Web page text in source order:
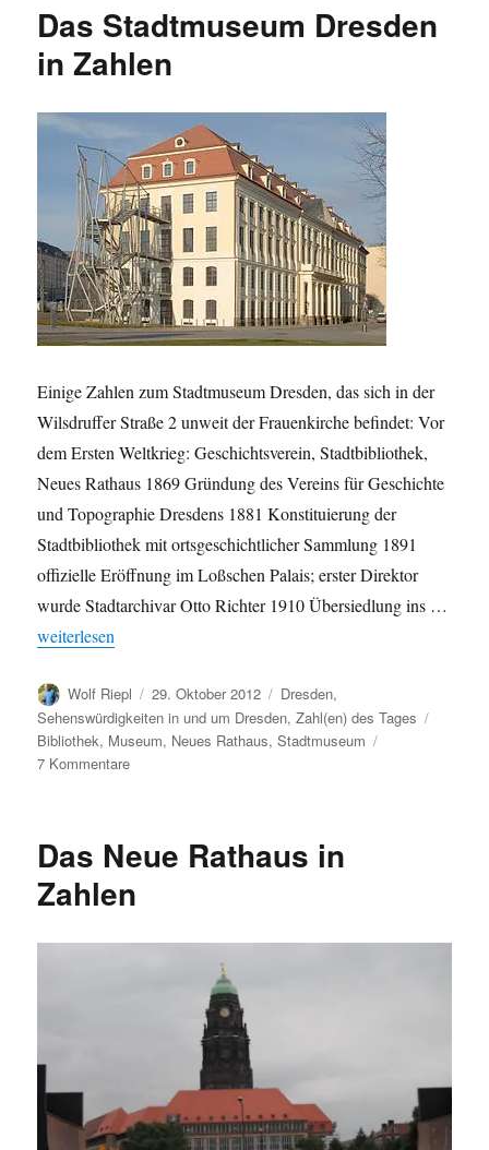
Das Stadtmuseum Dresden
in Zahlen
Einige Zahlen zum Stadtmuseum Dresden, das sich in der
Wilsdruffer Straße 2 unweit der Frauenkirche befindet: Vor
dem Ersten Weltkrieg: Geschichtsverein, Stadtbibliothek,
Neues Rathaus 1869 Gründung des Vereins für Geschichte
und Topographie Dresdens 1881 Konstituierung der
Stadtbibliothek mit ortsgeschichtlicher Sammlung 1891
offizielle Eröffnung im Loßschen Palais; erster Direktor
wurde Stadtarchivar Otto Richter 1910 Übersiedlung ins …
„Das Stadtmuseum Dresden in Zahlen“
weiterlesen
Autor
Wolf Riepl
Veröffentlicht
am
29. Oktober 2012 Kategorien
Dresden,
Sehenswürdigkeiten in und um Dresden,Zahl(en) des Tages
Bibliothek, Museum, Neues Rathaus,Stadtmuseum
7 Kommentarezu
in
Das Neue Rathaus in
Zahlen